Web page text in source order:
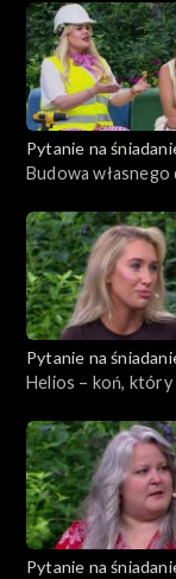
Pytanie na
Budowa własnego
Pytanie na
Helios – koń, który
Kawalec
Pytanie na